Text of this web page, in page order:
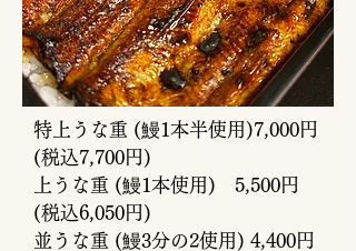
特上うな重 (鰻1本半使用)7,000円
(税込7,700円)
上うな重 (鰻1本使用) 5,500円
(税込6,050円)
並うな重 (鰻3分の2使用) 4,400円